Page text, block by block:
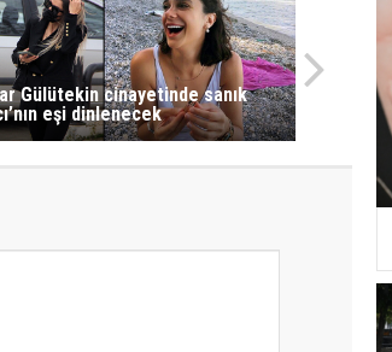
Gülütekin cinayetinde sanık
eşi dinlenecek